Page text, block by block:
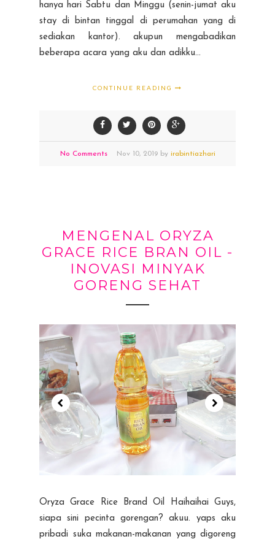
hanya hari Sabtu dan Minggu (senin-jumat aku
stay di bintan tinggal di perumahan yang di
sediakan kantor). akupun mengabadikan
beberapa acara yang aku dan adikku...
CONTINUE READING
No Comments Nov 10,2019 by irabintiazhari
MENGENAL ORYZA
GRACE RICE BRAN OIL -
INOVASI MINYAK
GORENG SEHAT
Oryza Grace Rice Brand Oil Haihaihai Guys,
siapa sini pecinta gorengan? akuu. yaps aku
pribadi suka makanan-makanan yang digoreng